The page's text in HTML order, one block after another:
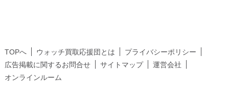
TOPへ ウォッチ買取応援団とは
プライバシーポリシー
広告掲載に関するお問合せ
サイトマップ
運営会社
オンラインルーム